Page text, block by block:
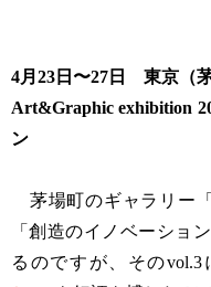
4月23日〜27日 東京（茅
Art&Graphic exhibition
ン
茅場町のギャラリー「
「創造のイノベーショ
るのですが、そのvol.3